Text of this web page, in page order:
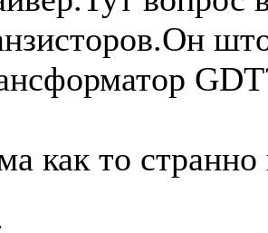
как то странно